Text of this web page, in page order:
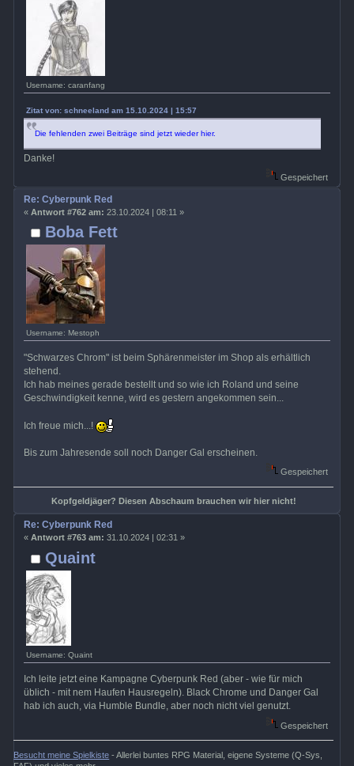
Username: caranfang
Zitat von: schneeland am 15.10.2024 | 15:57
Die fehlenden zwei Beiträge sind jetzt wieder hier.
Danke!
Gespeichert
Boba Fett
Username: Mestoph
Re: Cyberpunk Red
« Antwort #762 am: 23.10.2024 | 08:11 »
"Schwarzes Chrom" ist beim Sphärenmeister im Shop als erhältlich
stehend.
Ich hab meines gerade bestellt und so wie ich Roland und seine
Geschwindigkeit kenne, wird es gestern angekommen sein...
Ich freue mich...!
Bis zum Jahresende soll noch Danger Gal erscheinen.
Gespeichert
Kopfgeldjäger? Diesen Abschaum brauchen wir hier nicht!
Quaint
Username: Quaint
Re: Cyberpunk Red
« Antwort #763 am: 31.10.2024 | 02:31 »
Ich leite jetzt eine Kampagne Cyberpunk Red (aber - wie für mich
üblich - mit nem Haufen Hausregeln). Black Chrome und Danger Gal
hab ich auch, via Humble Bundle, aber noch nicht viel genutzt.
Gespeichert
Besucht meine Spielkiste - Allerlei buntes RPG Material, eigene Systeme (Q-Sys,